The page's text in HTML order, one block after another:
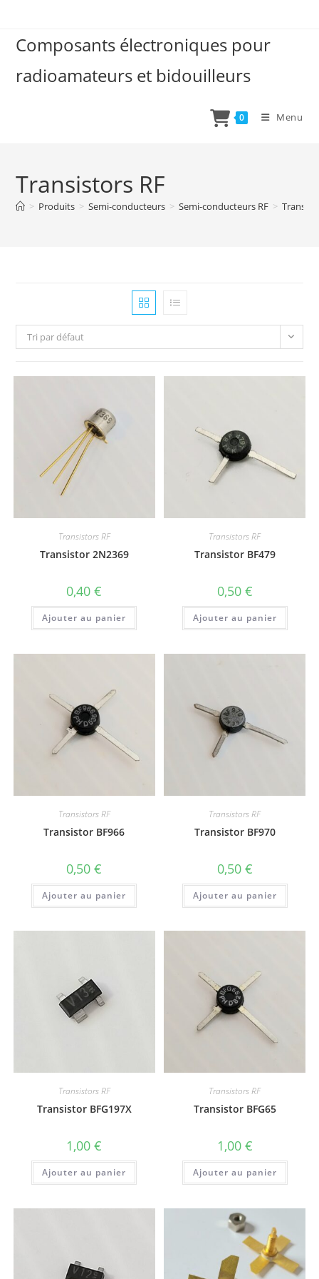
contentComposants électroniques pour
radioamateurs et bidouilleurs
0 Menu
Transistors RF
> Produits > Semi-conducteurs > Semi-conducteurs RF >
Tri par défaut
Transistors RF
Transistor 2N2369
0,40€
Ajouter au panier
Transistors RF
Transistor BF479
0,50 €
Ajouter au panier
Transistors RF
Transistor BF966
0,50€
Ajouter au panier
Transistors RF
Transistor BF970
0,50 €
Ajouter au panier
Transistors RF
Transistor BFG197X
1,00€
Ajouter au panier
Transistors RF
Transistor BFG65
1,00 €
Ajouter au panier